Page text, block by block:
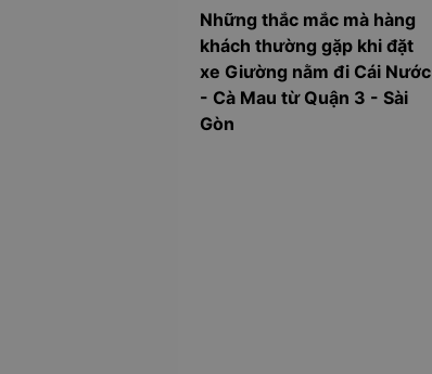
Những thắc mắc mà hàng
khách thường gặp khi đặt
xe Giường nằm đi Cái Nước
- Cà Mau từ Quận 3 - Sài
Gòn